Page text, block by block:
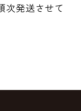
次発送させて